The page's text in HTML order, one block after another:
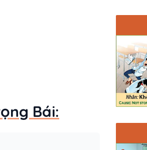
Bái: